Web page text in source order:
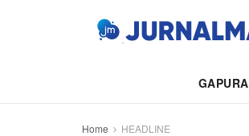
GAPURA
Home HEADLINE